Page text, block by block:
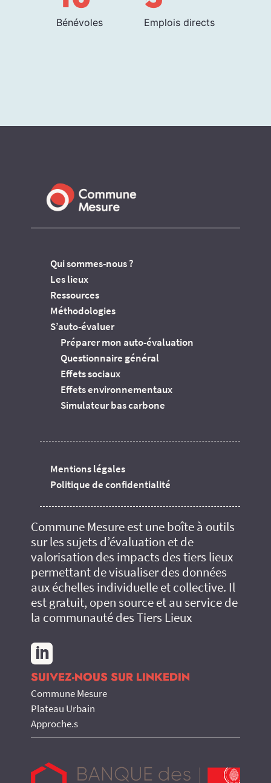
Bénévoles Emplois directs
Qui sommes-nous ?
Les lieux
Ressources
Méthodologies
S’auto-évaluer
Préparer mon auto-évaluation
Questionnaire général
Effets sociaux
Effets environnementaux
Simulateur bas carbone
Mentions légales
Politique de confidentialité
Commune Mesure est une boîte à outils
sur les sujets d’évaluation et de
valorisation des impacts des tiers lieux
permettant de visualiser des données
aux échelles individuelle et collective. Il
est gratuit, open source et au service de
la communauté des Tiers Lieux

SUIVEZ-NOUS SUR LINKEDIN
Commune Mesure
Plateau Urbain
Approche.s